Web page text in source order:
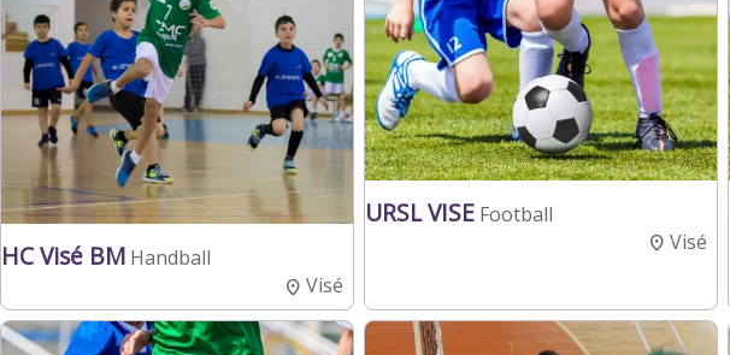
HC Visé BM Handball
Visé
URSL VISE Football
Visé